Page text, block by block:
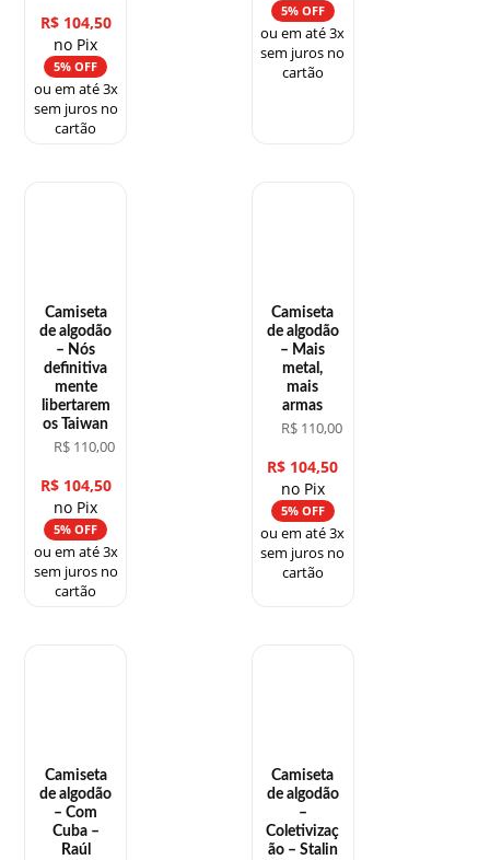
R$104,50
no Pix
5% OFF
ou em até 3x
sem juros no
cartão
5% OFF
ou em até 3x
sem juros no
cartão
Camiseta
de algodão
– Nós
definitiva
mente
libertarem
os Taiwan
R$ 110,00
R$104,50
no Pix
5% OFF
ou em até 3x
sem juros no
cartão
Camiseta
de algodão
– Mais
metal,
mais
armas
R$110,00
R$ 104,50
no Pix
5% OFF
ou em até 3x
sem juros no
cartão
Camiseta
de algodão
– Com
Cuba –
Raúl
Camiseta
de algodão
–
Coletivizaç
ão – Stalin